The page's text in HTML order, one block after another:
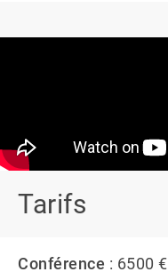
Tarifs
Conférence : 6500 €